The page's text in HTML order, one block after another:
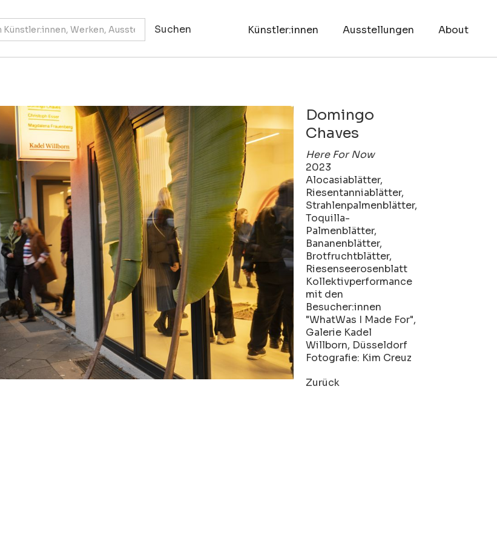
Künstler:innen Ausstellungen About
Domingo
Chaves
Here For Now
2023
Alocasiablätter,
Riesentanniablätter,
Strahlenpalmenblätter,
Toquilla-
Palmenblätter,
Bananenblätter,
Brotfruchtblätter,
Riesenseerosenblatt
Kollektivperformance
mit den
Besucher:innen
"WhatWas I Made For",
Galerie Kadel
Willborn, Düsseldorf
Fotografie: Kim Creuz
Zurück